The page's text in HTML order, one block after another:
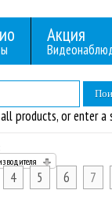
Акция
products, or enter
4 5 6 7